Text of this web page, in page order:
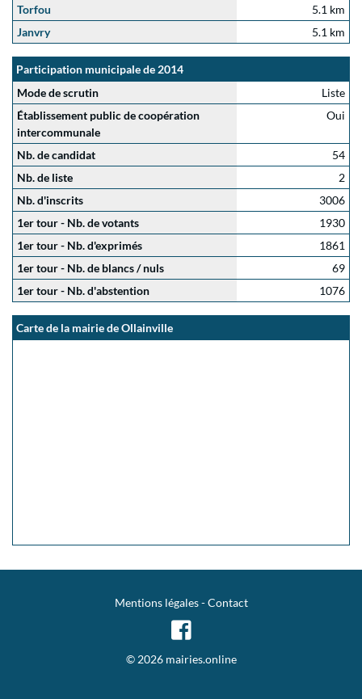
Torfou
5.1 km
Janvry
5.1 km
Participation municipale de 2014
Mode de scrutin
Liste
Établissement public de coopération
intercommunale
Oui
Nb. de candidat
54
Nb. de liste
2
Nb. d'inscrits
3006
1er tour - Nb. de votants
1930
1er tour - Nb. d'exprimés
1861
1er tour - Nb. de blancs / nuls
69
1er tour - Nb. d'abstention
1076
Carte de la mairie de Ollainville
Mentions légales-Contact
© 2026 mairies.online